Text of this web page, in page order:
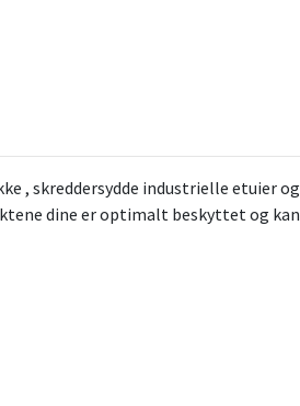
, skreddersydde industrielle etuier og
dine er optimalt beskyttet og kan